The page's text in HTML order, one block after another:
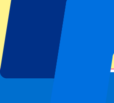
Was ist die beste Tribüne beim
Sie sich über die verschiedenen